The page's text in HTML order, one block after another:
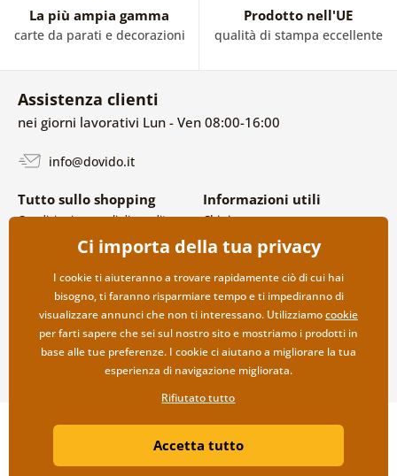
La più ampia gamma
carte da parati e decorazioni
Prodotto nell'UE
qualità di stampa eccellente
Assistenza clienti
nei giorni lavorativi Lun - Ven 08:00-16:00
info@dovido.it
Tutto sullo shopping
Condizioni generali di vendita e
Politica sulla privacy
Opzioni di spedizione e
pagamento
Reso della merce
Informazioni utili
Chi siamo
FAQ
Contatti
Collaborazione all’ingrosso
Copyright ©2019 © Dovido.it.
Litvanyi.sk| Negozio online creato da
Ci importa della tua privacy
I cookie ti aiuteranno a trovare rapidamente ciò di cui hai
bisogno, ti faranno risparmiare tempo e ti impediranno di
visualizzare annunci che non ti interessano. Utilizziamocookie
per farti sapere che sei sul nostro sito e mostriamo i prodotti in
base alle tue preferenze. I cookie ci aiutano a migliorare la tua
esperienza di navigazione migliorata.
Rifiutato tutto
Accetta tutto